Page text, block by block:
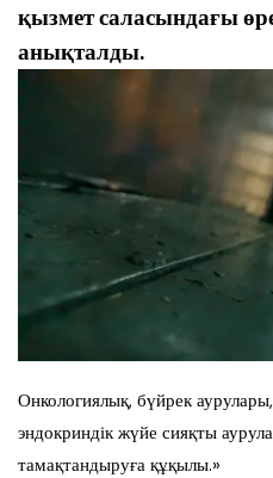
қызмет саласындағы
анықталды.
Онкологиялық, бүйрек
эндокриндік жүйе сияқты
тамақтандыруға құқылы.»